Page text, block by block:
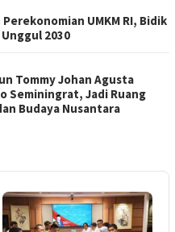
UMKM RI, Bidik
2030
Tommy Johan Agusta
Seminingrat, Jadi Ruang
Budaya Nusantara